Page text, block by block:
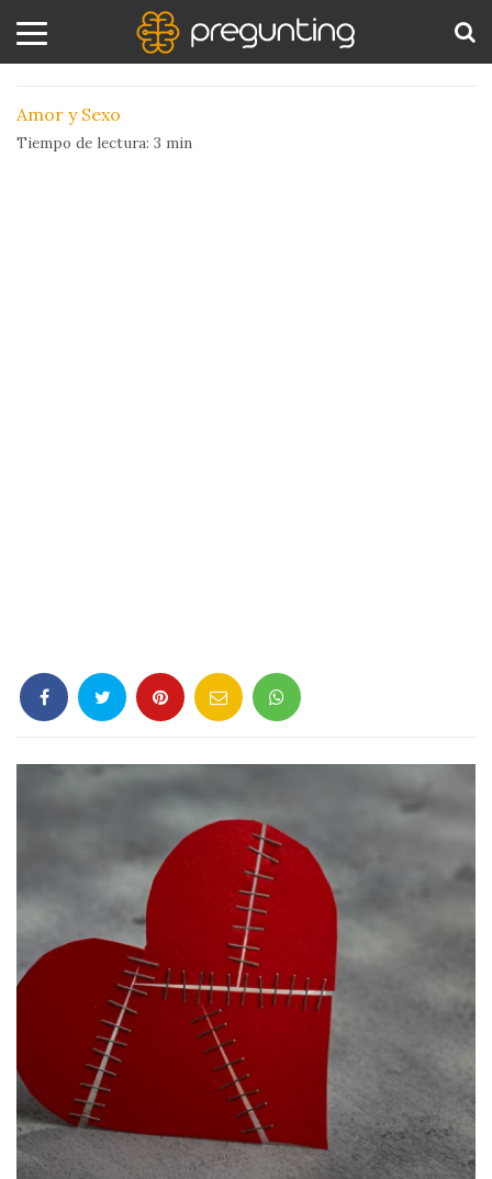
y
Sexo
Gastronomía
Historia
Literatura
Tendencias
Naturaleza
Psicología
¿Puede el amor ser una adicción?
Amor y Sexo
Tiempo de lectura: 3 min